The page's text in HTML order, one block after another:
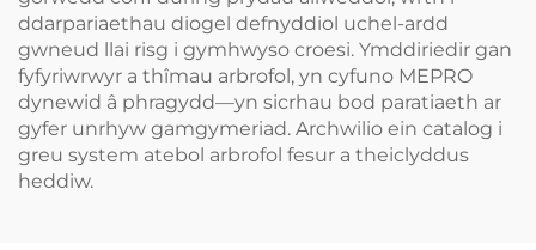
ddarpariaethau diogel defnyddiol uchel-ardd
gwneud llai risg i gymhwyso croesi. Ymddiriedir gan
fyfyriwrwyr a thîmau arbrofol, yn cyfuno MEPRO
dynewid â phragydd—yn sicrhau bod paratiaeth ar
gyfer unrhyw gamgymeriad. Archwilio ein catalog i
greu system atebol arbrofol fesur a theiclyddus
heddiw.